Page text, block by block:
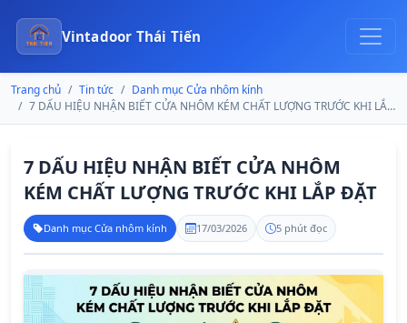
Vintadoor Thái Tiến
Trang chủ Tin tức
Danh mục Cửa nhôm kính
7 DẤU HIỆU NHẬN BIẾT CỬA NHÔM KÉM CHẤT LƯỢNG TRƯỚC KHI LẮP ĐẶT
7 DẤU HIỆU NHẬN BIẾT CỬA NHÔM
KÉM CHẤT LƯỢNG TRƯỚC KHI LẮP ĐẶT
Danh mục Cửa nhôm kính 17/03/2026 5 phút đọc